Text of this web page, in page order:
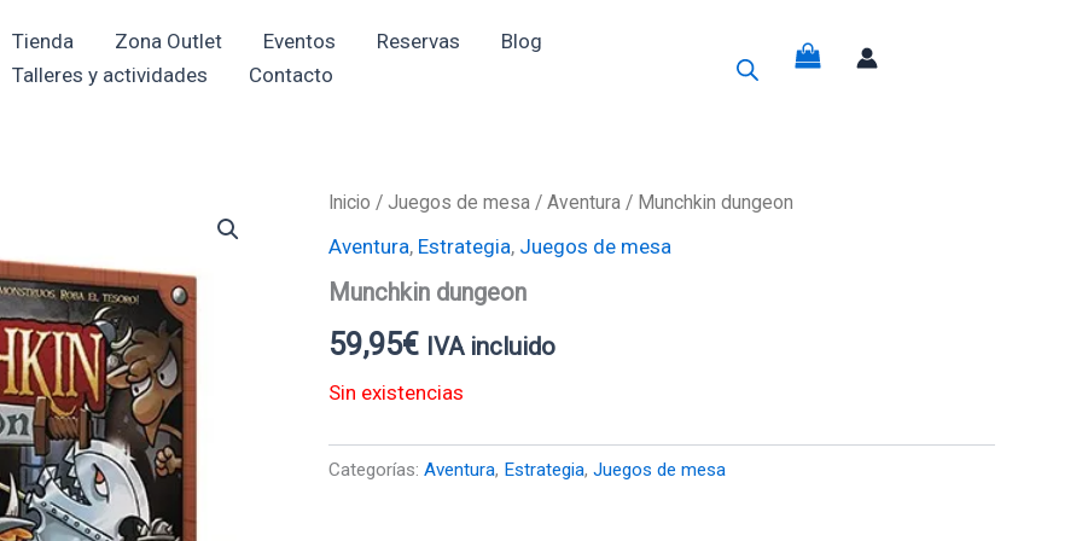
Tienda Zona Outlet Eventos Reservas
Blog
Talleres y actividades
Contacto
Inicio / Juegos de mesa / Aventura / Munchkin dungeon
Aventura, Estrategia, Juegos de mesa
Munchkin dungeon
59,95€ IVA incluido
Sin existencias
Categorías: Aventura, Estrategia, Juegos de mesa